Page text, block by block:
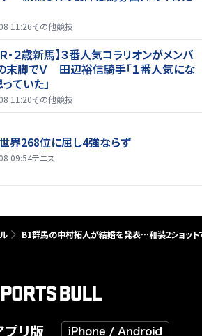
11:26その他競技
・２歳新馬】３番人気コラリオンがメンバ
末脚でＶ 田辺裕信騎手「１番人気にな
ていた」
11:20その他競技
界268位に屈し4強ならず
09:54テニス
B1群馬の中村拓人が結婚を発表…和装2ショット
プリ版